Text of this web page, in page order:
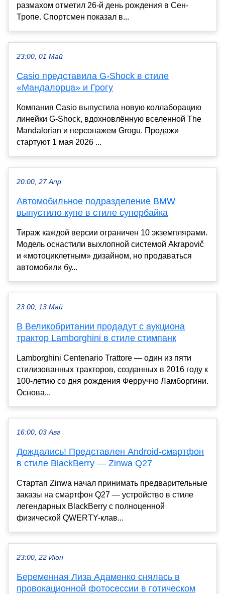
размахом отметил 26-й день рождения в Сен-
Тропе. Спортсмен показал в...
23:00, 01 Май
Casio представила G-Shock в стиле
«Мандалорца» и Грогу
Компания Casio выпустила новую коллаборацию
линейки G-Shock, вдохновлённую вселенной The
Mandalorian и персонажем Grogu. Продажи
стартуют 1 мая 2026 ...
20:00, 27 Апр
Автомобильное подразделение BMW
выпустило купе в стиле супербайка
Тираж каждой версии ограничен 10 экземплярами.
Модель оснастили выхлопной системой Akrapovič
и «мотоциклетным» дизайном, но продаваться
автомобили бу...
23:00, 13 Май
В Великобритании продадут с аукциона
трактор Lamborghini в стиле стимпанк
Lamborghini Centenario Trattore — один из пяти
стилизованных тракторов, созданных в 2016 году к
100-летию со дня рождения Ферруччо Ламборгини.
Основа...
16:00, 03 Авг
Дождались! Представлен Android-смартфон
в стиле BlackBerry — Zinwa Q27
Стартап Zinwa начал принимать предварительные
заказы на смартфон Q27 — устройство в стиле
легендарных BlackBerry с полноценной
физической QWERTY-клав...
23:00, 22 Июн
Беременная Лиза Адаменко снялась в
провокационной фотосессии в готическом